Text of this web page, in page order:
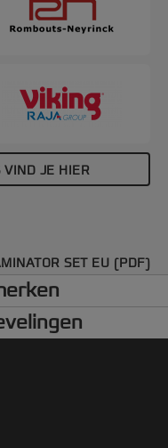
hoezen, om
beschermen. Word
hebt! Kleur zwart.
VIND JE HIER
SET EU (PDF)